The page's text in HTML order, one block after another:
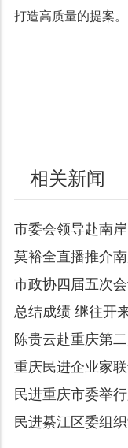
打造高质量的提案。
相关新闻
市委会领导赴南
莫裕全直播推介
市政协四届五次
总结成绩 继往开
陈贵云赴重庆第
重庆民进企业家
民进重庆市委举
民进綦江区委组